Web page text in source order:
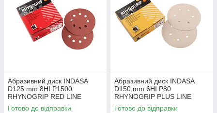
Абразивний диск INDASA
D125 mm 8HI P1500
RHYNOGRIP RED LINE
(Португалія) (50шт)
Готово до відправки
Абразивний диск INDASA
D150 mm 6HI P80
RHYNOGRIP PLUS LINE
(Португалія) (50шт)
Готово до відправки